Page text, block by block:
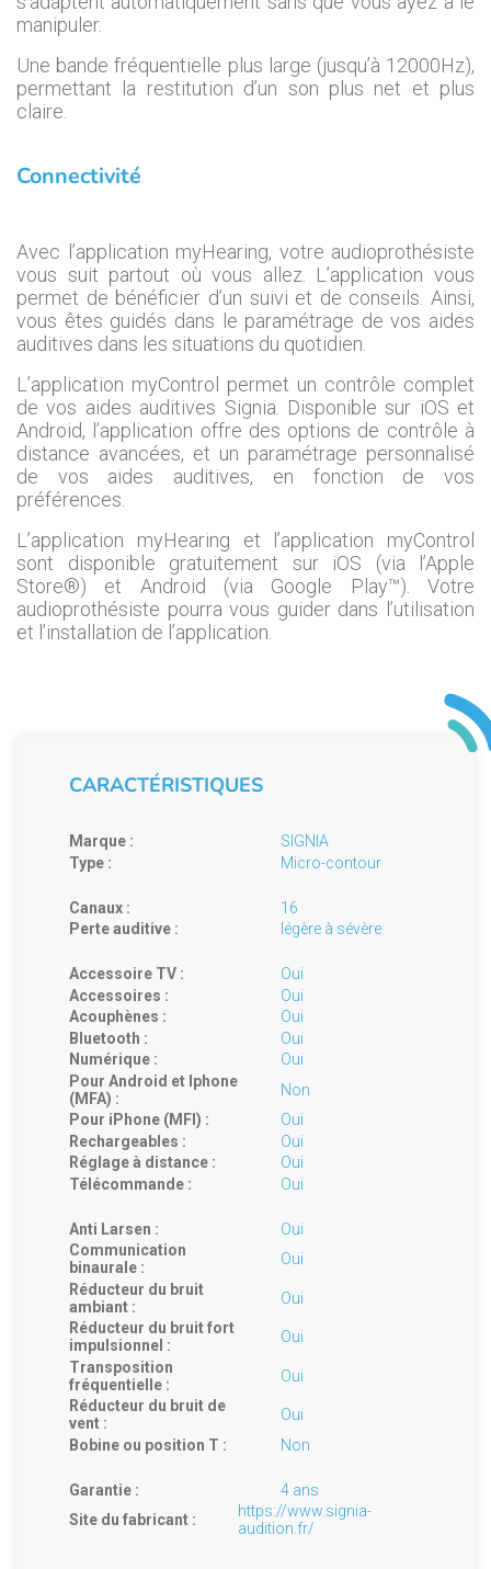
manipuler.
Une bande fréquentielle plus large (jusqu’à 12000Hz),
permettant la restitution d’un son plus net et plus
claire.
Connectivité
Avec l’application myHearing, votre audioprothésiste
vous suit partout où vous allez. L’application vous
permet de bénéficier d’un suivi et de conseils. Ainsi,
vous êtes guidés dans le paramétrage de vos aides
auditives dans les situations du quotidien.
L’application myControl permet un contrôle complet
de vos aides auditives Signia. Disponible sur iOS et
Android, l’application offre des options de contrôle à
distance avancées, et un paramétrage personnalisé
de vos aides auditives, en fonction de vos
préférences.
L’application myHearing et l’application myControl
sont disponible gratuitement sur iOS (via l’Apple
Store®) et Android (via Google Play™). Votre
audioprothésiste pourra vous guider dans l’utilisation
et l’installation de l’application.
CARACTÉRISTIQUES
Marque :
SIGNIA
Type :
Micro-contour
Canaux :
16
Perte auditive :
légère à sévère
Accessoire TV :
Oui
Accessoires :
Oui
Acouphènes :
Oui
Bluetooth :
Oui
Numérique :
Oui
Pour Android et Iphone
(MFA) :
Non
Pour iPhone (MFI) :
Oui
Rechargeables :
Oui
Réglage à distance :
Oui
Télécommande :
Oui
Anti Larsen :
Oui
Communication
binaurale :
Oui
Réducteur du bruit
ambiant :
Oui
Réducteur du bruit fort
impulsionnel :
Oui
Transposition
fréquentielle :
Oui
Réducteur du bruit de
vent :
Oui
Bobine ou position T :
Non
Garantie :
4 ans
Site du fabricant :
https://www.signia-
audition.fr/